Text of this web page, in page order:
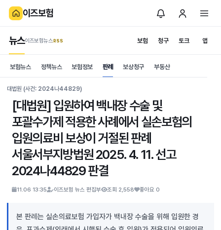
이즈보험
보험 청구
뉴스이즈보험뉴스.RSS 토크 앱
is보험
News
보험뉴스 정책뉴스 보험정보 판례 보상청구 부동산
대법원 (사건: 2024나44829)
[대법원] 입원하여 백내장 수술 및
포괄수가제 적용한 사례에서 실손보험의
입원의료비 보상이 거절된 판례
서울서부지방법원 2025. 4. 11. 선고
2024나44829 판결
11.06 13:35 이즈보험 뉴스 편집부 조회 2,558 좋아요 0
본 판례는 실손의료보험 가입자가 백내장 수술을 위해 입원한 경